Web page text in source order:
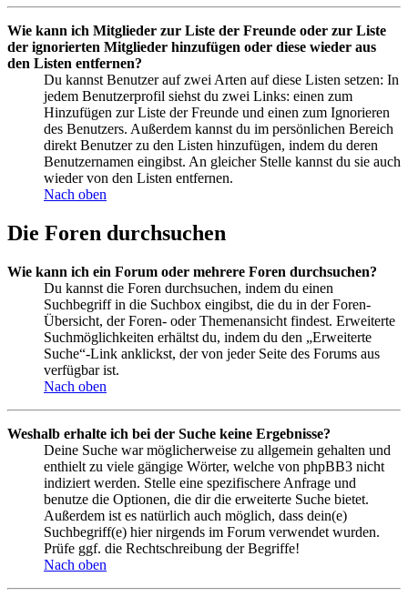
Wie kann ich Mitglieder zur Liste der Freunde oder zur Liste
der ignorierten Mitglieder hinzufügen oder diese wieder aus
den Listen entfernen?
Du kannst Benutzer auf zwei Arten auf diese Listen setzen: In
jedem Benutzerprofil siehst du zwei Links: einen zum
Hinzufügen zur Liste der Freunde und einen zum Ignorieren
des Benutzers. Außerdem kannst du im persönlichen Bereich
direkt Benutzer zu den Listen hinzufügen, indem du deren
Benutzernamen eingibst. An gleicher Stelle kannst du sie auch
wieder von den Listen entfernen.
Nach oben
Die Foren durchsuchen
Wie kann ich ein Forum oder mehrere Foren durchsuchen?
Du kannst die Foren durchsuchen, indem du einen
Suchbegriff in die Suchbox eingibst, die du in der Foren-
Übersicht, der Foren- oder Themenansicht findest. Erweiterte
Suchmöglichkeiten erhältst du, indem du den „Erweiterte
Suche“-Link anklickst, der von jeder Seite des Forums aus
verfügbar ist.
Nach oben
Weshalb erhalte ich bei der Suche keine Ergebnisse?
Deine Suche war möglicherweise zu allgemein gehalten und
enthielt zu viele gängige Wörter, welche von phpBB3 nicht
indiziert werden. Stelle eine spezifischere Anfrage und
benutze die Optionen, die dir die erweiterte Suche bietet.
Außerdem ist es natürlich auch möglich, dass dein(e)
Suchbegriff(e) hier nirgends im Forum verwendet wurden.
Prüfe ggf. die Rechtschreibung der Begriffe!
Nach oben